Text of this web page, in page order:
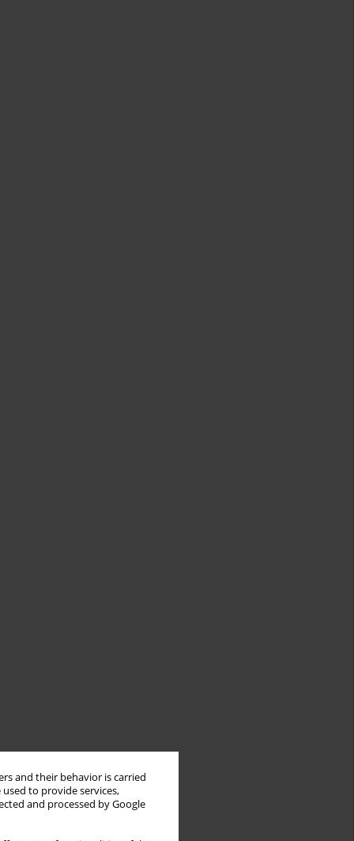
and their behavior is carried
to provide services,
and processed by Google